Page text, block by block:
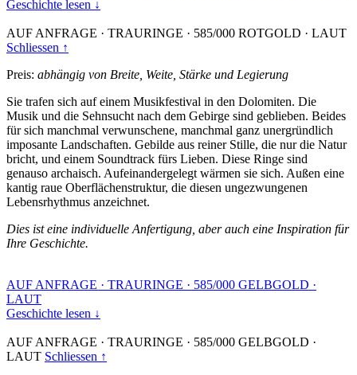
Geschichte lesen ↓
AUF ANFRAGE · TRAURINGE · 585/000 ROTGOLD · LAUT
Schliessen ↑
Preis: abhängig von Breite, Weite, Stärke und Legierung
Sie trafen sich auf einem Musikfestival in den Dolomiten. Die
Musik und die Sehnsucht nach dem Gebirge sind geblieben. Beides
für sich manchmal verwunschene, manchmal ganz unergründlich
imposante Landschaften. Gebilde aus reiner Stille, die nur die Natur
bricht, und einem Soundtrack fürs Lieben. Diese Ringe sind
genauso archaisch. Aufeinandergelegt wärmen sie sich. Außen eine
kantig raue Oberflächenstruktur, die diesen ungezwungenen
Lebensrhythmus anzeichnet.
Dies ist eine individuelle Anfertigung, aber auch eine Inspiration für
Ihre Geschichte.
AUF ANFRAGE · TRAURINGE · 585/000 GELBGOLD ·
LAUT
Geschichte lesen ↓
AUF ANFRAGE · TRAURINGE · 585/000 GELBGOLD ·
LAUT Schliessen ↑